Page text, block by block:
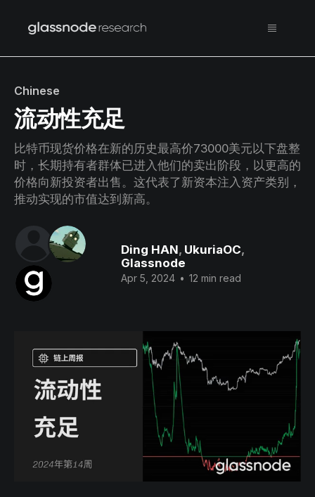
Chinese
流动性充足
比特币现货价格在新的历史最高价73000美元以下盘整
时，长期持有者群体已进入他们的卖出阶段，以更高的
价格向新投资者出售。这代表了新资本注入资产类别，
推动实现的市值达到新高。
Ding HAN, UkuriaOC,
Glassnode
Apr 5, 2024 • 12 min read